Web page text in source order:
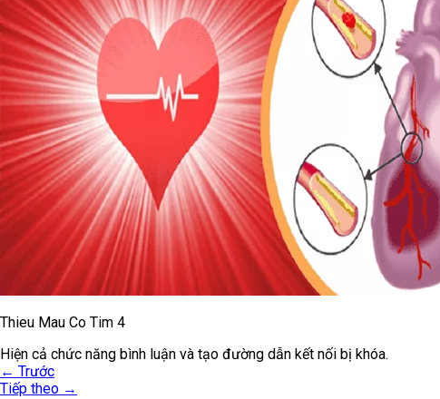
Thieu Mau Co Tim 4
Hiện cả chức năng bình luận và tạo đường dẫn kết nối bị khóa.
← Trước
Tiếp theo →